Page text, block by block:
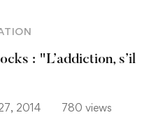
: "L’addiction, s’il
2014 780 views